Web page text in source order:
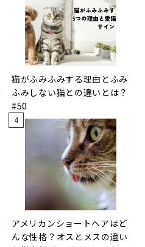
猫がふみふみする理由とふみ
ふみしない猫との違いとは？
#50
アメリカンショートヘアはど
んな性格？オスとメスの違い